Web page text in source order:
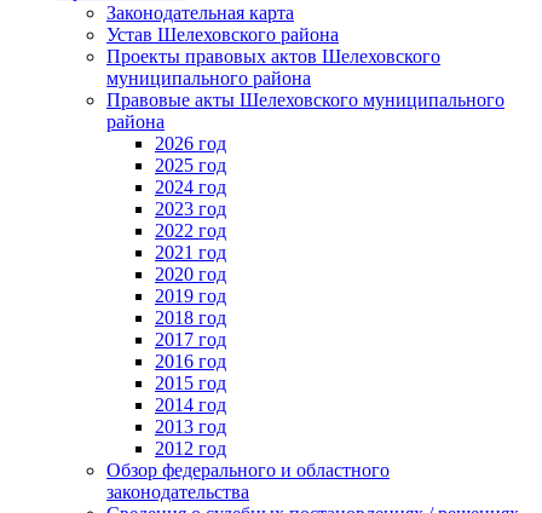
Законодательная карта
Устав Шелеховского района
Проекты правовых актов Шелеховского
муниципального района
Правовые акты Шелеховского муниципального
района
2026 год
2025 год
2024 год
2023 год
2022 год
2021 год
2020 год
2019 год
2018 год
2017 год
2016 год
2015 год
2014 год
2013 год
2012 год
Обзор федерального и областного
законодательства